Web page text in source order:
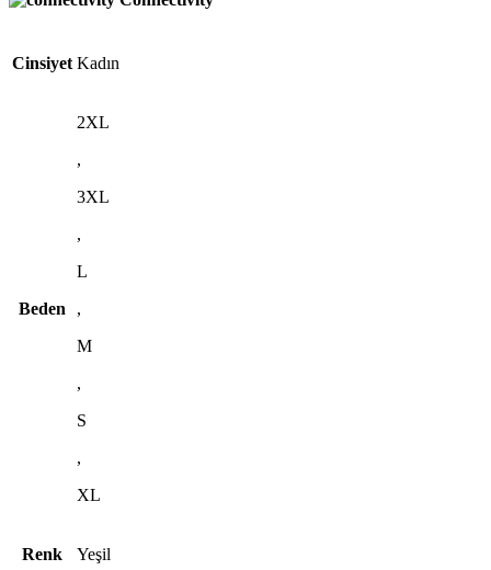
Cinsiyet Kadın
Beden
2XL
,
3XL
,
L
,
M
,
S
,
XL
Renk Yeşil